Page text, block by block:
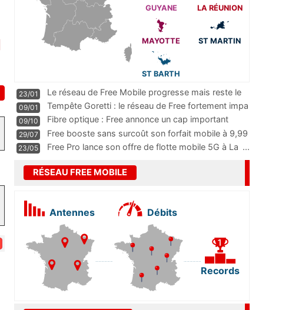
GUYANE LA RÉUNION
MAYOTTE ST MARTIN
ST BARTH
23/01
Le réseau de Free Mobile progresse mais reste le
m
...
09/01
Tempête Goretti : le réseau de Free fortement impa
09/10
Fibre optique : Free annonce un cap important
pass
...
29/07
Free booste sans surcoût son forfait mobile à 9,99
23/05 Free Pro lance son offre de flotte mobile 5G à La ...
RÉSEAU FREE MOBILE
Antennes Débits
Records